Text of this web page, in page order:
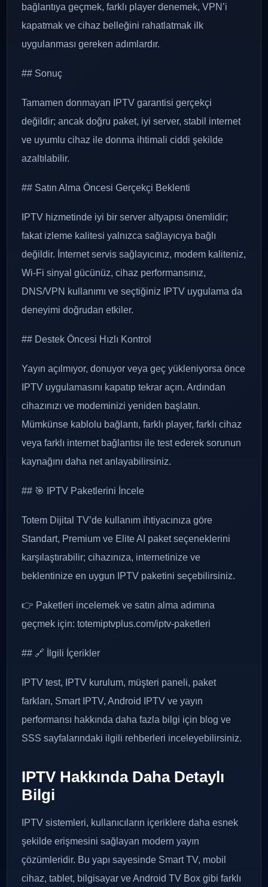
bağlantıya geçmek, farklı player denemek, VPN’i
kapatmak ve cihaz belleğini rahatlatmak ilk
uygulanması gereken adımlardır.
## Sonuç
Tamamen donmayan IPTV garantisi gerçekçi
değildir; ancak doğru paket, iyi server, stabil internet
ve uyumlu cihaz ile donma ihtimali ciddi şekilde
azaltılabilir.
## Satın Alma Öncesi Gerçekçi Beklenti
IPTV hizmetinde iyi bir server altyapısı önemlidir;
fakat izleme kalitesi yalnızca sağlayıcıya bağlı
değildir. İnternet servis sağlayıcınız, modem kaliteniz,
Wi-Fi sinyal gücünüz, cihaz performansınız,
DNS/VPN kullanımı ve seçtiğiniz IPTV uygulama da
deneyimi doğrudan etkiler.
## Destek Öncesi Hızlı Kontrol
Yayın açılmıyor, donuyor veya geç yükleniyorsa önce
IPTV uygulamasını kapatıp tekrar açın. Ardından
cihazınızı ve modeminizi yeniden başlatın.
Mümkünse kablolu bağlantı, farklı player, farklı cihaz
veya farklı internet bağlantısı ile test ederek sorunun
kaynağını daha net anlayabilirsiniz.
## 🎯 IPTV Paketlerini İncele
Totem Dijital TV’de kullanım ihtiyacınıza göre
Standart, Premium ve Elite AI paket seçeneklerini
karşılaştırabilir; cihazınıza, internetinize ve
beklentinize en uygun IPTV paketini seçebilirsiniz.
👉 Paketleri incelemek ve satın alma adımına
geçmek için: totemiptvplus.com/iptv-paketleri
## 🔗 İlgili İçerikler
IPTV test, IPTV kurulum, müşteri paneli, paket
farkları, Smart IPTV, Android IPTV ve yayın
performansı hakkında daha fazla bilgi için blog ve
SSS sayfalarındaki ilgili rehberleri inceleyebilirsiniz.
IPTV Hakkında Daha Detaylı
Bilgi
IPTV sistemleri, kullanıcıların içeriklere daha esnek
şekilde erişmesini sağlayan modern yayın
çözümleridir. Bu yapı sayesinde Smart TV, mobil
cihaz, tablet, bilgisayar ve Android TV Box gibi farklı